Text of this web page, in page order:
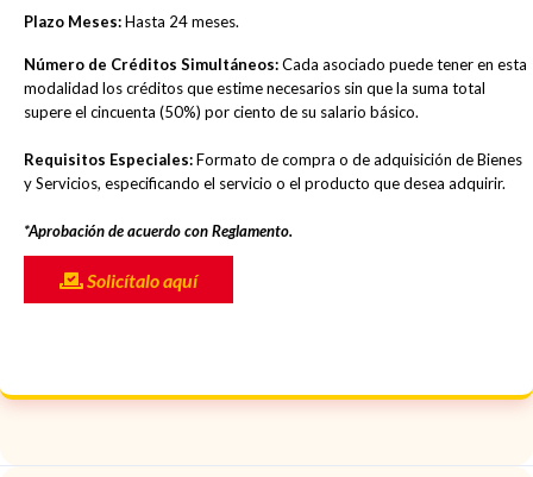
Plazo Meses:Hasta 24 meses.
Número de Créditos Simultáneos:Cada asociado puede tener en esta
modalidad los créditos que estime necesarios sin que la suma total
supere el cincuenta (50%) por ciento de su salario básico.
Requisitos Especiales:Formato de compra o de adquisición de Bienes
y Servicios, especificando el servicio o el producto que desea adquirir.
*Aprobación de acuerdo con Reglamento.
Solicítalo aquí